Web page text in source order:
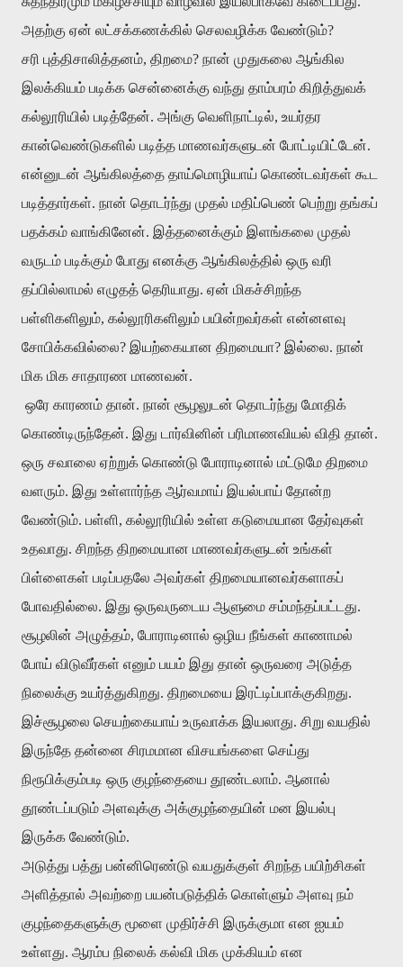
அதற்கு ஏன் லட்சக்கணக்கில் செலவழிக்க வேண்டும்?
சரி புத்திசாலித்தனம், திறமை? நான் முதுகலை ஆங்கில
இலக்கியம் படிக்க சென்னைக்கு வந்து தாம்பரம் கிறித்துவக்
கல்லூரியில் படித்தேன். அங்கு வெளிநாட்டில், உயர்தர
கான்வெண்டுகளில் படித்த மாணவர்களுடன் போட்டியிட்டேன்.
என்னுடன் ஆங்கிலத்தை தாய்மொழியாய் கொண்டவர்கள் கூட
படித்தார்கள். நான் தொடர்ந்து முதல் மதிப்பெண் பெற்று தங்கப்
பதக்கம் வாங்கினேன். இத்தனைக்கும் இளங்கலை முதல்
வருடம் படிக்கும் போது எனக்கு ஆங்கிலத்தில் ஒரு வரி
தப்பில்லாமல் எழுதத் தெரியாது. ஏன் மிகச்சிறந்த
பள்ளிகளிலும், கல்லூரிகளிலும் பயின்றவர்கள் என்னளவு
சோபிக்கவில்லை? இயற்கையான திறமையா? இல்லை. நான்
மிக மிக சாதாரண மாணவன்.
ஒரே காரணம் தான். நான் சூழலுடன் தொடர்ந்து மோதிக்
கொண்டிருந்தேன். இது டார்வினின் பரிமாணவியல் விதி தான்.
ஒரு சவாலை ஏற்றுக் கொண்டு போராடினால் மட்டுமே திறமை
வளரும். இது உள்ளார்ந்த ஆர்வமாய் இயல்பாய் தோன்ற
வேண்டும். பள்ளி, கல்லூரியில் உள்ள கடுமையான தேர்வுகள்
உதவாது. சிறந்த திறமையான மாணவர்களுடன் உங்கள்
பிள்ளைகள் படிப்பதலே அவர்கள் திறமையானவர்களாகப்
போவதில்லை. இது ஒருவருடைய ஆளுமை சம்மந்தப்பட்டது.
சூழலின் அழுத்தம், போராடினால் ஒழிய நீங்கள் காணாமல்
போய் விடுவீர்கள் எனும் பயம் இது தான் ஒருவரை அடுத்த
நிலைக்கு உயர்த்துகிறது. திறமையை இரட்டிப்பாக்குகிறது.
இச்சூழலை செயற்கையாய் உருவாக்க இயலாது. சிறு வயதில்
இருந்தே தன்னை சிரமமான விசயங்களை செய்து
நிரூபிக்கும்படி ஒரு குழந்தையை தூண்டலாம். ஆனால்
தூண்டப்படும் அளவுக்கு அக்குழந்தையின் மன இயல்பு
இருக்க வேண்டும்.
அடுத்து பத்து பன்னிரெண்டு வயதுக்குள் சிறந்த பயிற்சிகள்
அளித்தால் அவற்றை பயன்படுத்திக் கொள்ளும் அளவு நம்
குழந்தைகளுக்கு மூளை முதிர்ச்சி இருக்குமா என ஐயம்
உள்ளது. ஆரம்ப நிலைக் கல்வி மிக முக்கியம் என